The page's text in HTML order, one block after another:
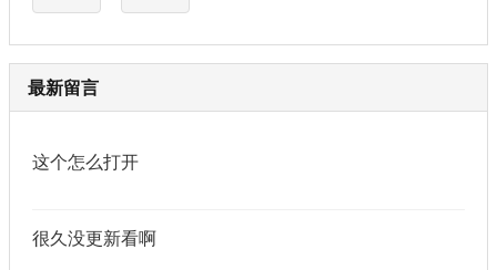
最新留言
这个怎么打开
很久没更新看啊